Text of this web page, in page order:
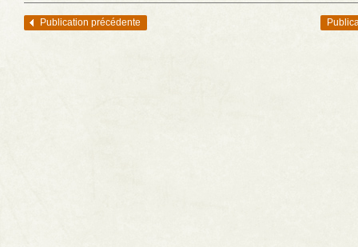
Navigation des articles
Publication précédente